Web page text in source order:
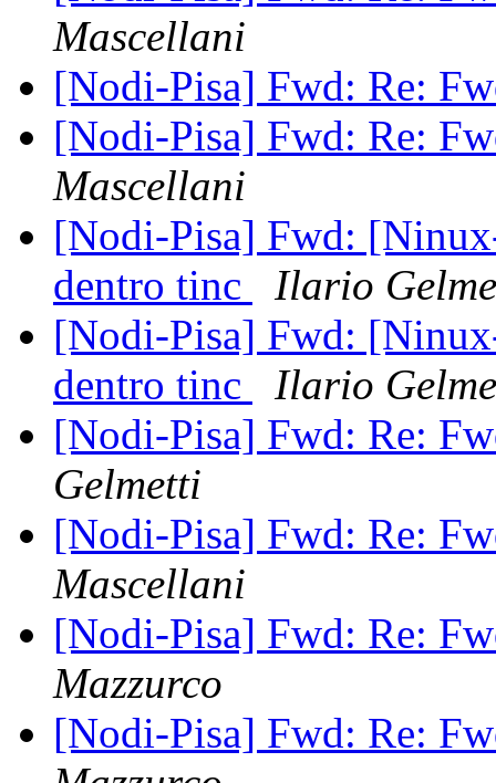
Mascellani
[Nodi-Pisa] Fwd: Re:
[Nodi-Pisa] Fwd: Re:
Mascellani
[Nodi-Pisa] Fwd:
dentro tinc
Ilario
[Nodi-Pisa] Fwd:
dentro tinc
Ilario
[Nodi-Pisa] Fwd: Re:
Gelmetti
[Nodi-Pisa] Fwd: Re:
Mascellani
[Nodi-Pisa] Fwd: Re:
Mazzurco
[Nodi-Pisa] Fwd: Re: